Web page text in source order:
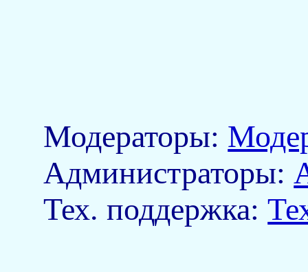
Модераторы:
Aдминистраторы:
Тех. поддержка: